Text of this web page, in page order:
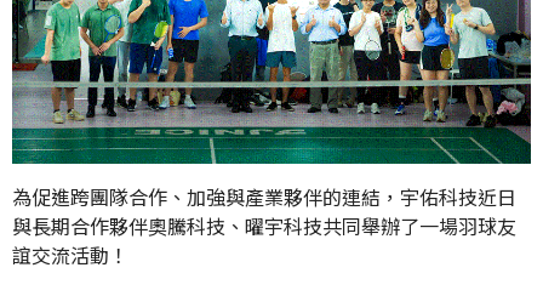
為促進跨團隊合作、加強與產業夥伴的連結，宇佑科技近日
與長期合作夥伴奧騰科技、曜宇科技共同舉辦了一場羽球友
誼交流活動！